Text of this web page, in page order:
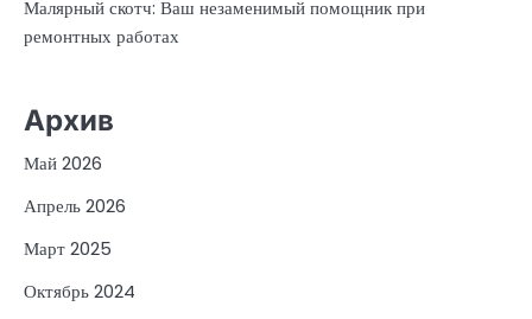
Малярный скотч: Ваш незаменимый помощник при
ремонтных работах
Архив
Май 2026
Апрель 2026
Март 2025
Октябрь 2024